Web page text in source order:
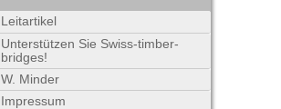
Leitartikel
Unterstützen Sie Swiss-timber-
bridges!
W. Minder
Impressum